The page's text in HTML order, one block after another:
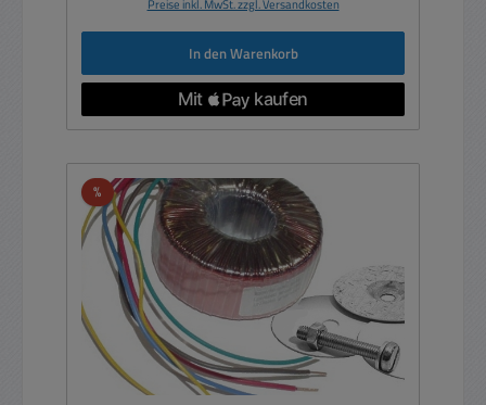
Preise inkl. MwSt. zzgl. Versandkosten
In den Warenkorb
%Rabatt